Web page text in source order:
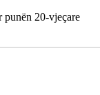
punën 20-vjeçare